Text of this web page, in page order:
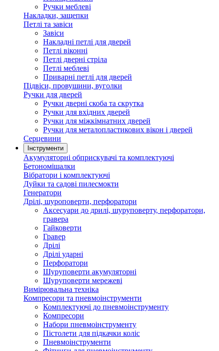
Ручки меблеві
Накладки, защепки
Петлі та завіси
Завіси
Накладні петлі для дверей
Петлі віконні
Петлі дверні стріла
Петлі меблеві
Приварні петлі для дверей
Підвіси, провушини, вуголки
Ручки для дверей
Ручки дверні скоба та скрутка
Ручки для вхідних дверей
Ручки для міжкімнатних дверей
Ручки для металопластикових вікон і дверей
Серцевини
Інструменти
Акумуляторні обприскувачі та комплектуючі
Бетономішалки
Вібратори і комплектуючі
Дуйки та садові пилесмокти
Генератори
Дрілі, шуроповерти, перфоратори
Аксесуари до дрилі, шуруповерту, перфоратори,
гравера
Гайковерти
Гравер
Дрілі
Дрілі ударні
Перфоратори
Шуруповерти акумуляторні
Шуруповерти мережеві
Вимірювальна техніка
Компресори та пневмоінструменти
Комплектуючі до пневмоінструменту
Компресори
Набори пневмоінструменту
Пістолети для підкачки коліс
Пневмоінструменти